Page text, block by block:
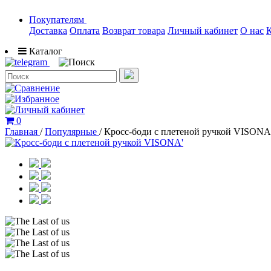
Покупателям
Доставка Оплата Возврат товара Личный кабинет О нас
Каталог
0
Главная / Популярные / Кросс-боди с плетеной ручкой